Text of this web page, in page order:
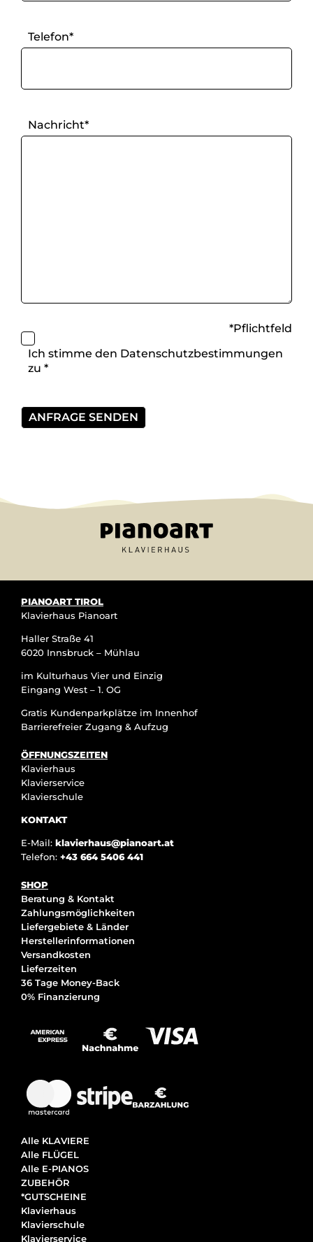
Telefon*
Fax
Nachricht*
*Pflichtfeld
Ich stimme den Datenschutzbestimmungen
zu *
PIANOART TIROL
Klavierhaus Pianoart
Haller Straße 41
6020 Innsbruck – Mühlau
im Kulturhaus Vier und Einzig
Eingang West – 1. OG
Gratis Kundenparkplätze im Innenhof
Barrierefreier Zugang & Aufzug
ÖFFNUNGSZEITEN
Klavierhaus
Klavierservice
Klavierschule
KONTAKT
E-Mail: klavierhaus@pianoart.at
Telefon: +43 664 5406 441
SHOP
Beratung & Kontakt
Zahlungsmöglichkeiten
Liefergebiete & Länder
Herstellerinformationen
Versandkosten
Lieferzeiten
36 Tage Money-Back
0% Finanzierung
Alle KLAVIERE
Alle FLÜGEL
Alle E-PIANOS
ZUBEHÖR
*GUTSCHEINE
Klavierhaus
Klavierschule
Klavierservice